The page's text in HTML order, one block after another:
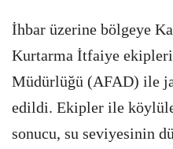
İhbar üzerine bölgeye
Kurtarma İtfaiye
Müdürlüğü (AFAD) ile
edildi. Ekipler ile
sonucu, su seviyesinin